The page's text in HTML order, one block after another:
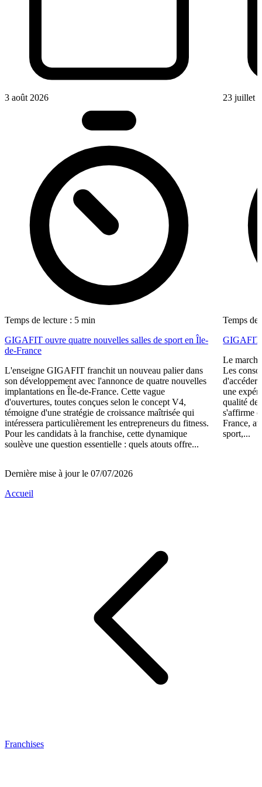
3 août 2026
Temps de lecture : 5 min
GIGAFIT ouvre quatre nouvelles salles de sport en Île-
de-France
L'enseigne GIGAFIT franchit un nouveau palier dans
son développement avec l'annonce de quatre nouvelles
implantations en Île-de-France. Cette vague
d'ouvertures, toutes conçues selon le concept V4,
témoigne d'une stratégie de croissance maîtrisée qui
intéressera particulièrement les entrepreneurs du fitness.
Pour les candidats à la franchise, cette dynamique
soulève une question essentielle : quels atouts offre...
23 juillet
Temps de
GIGAFIT
Le
Les
d'accéder
une
qualité
s'affirme
France,
sport,...
Dernière mise à jour le 07/07/2026
Accueil
Franchises